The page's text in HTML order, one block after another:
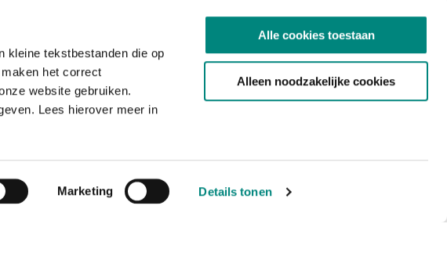
kleine tekstbestanden die op
het correct
website gebruiken.
Lees hierover meer in
Marketing Details tonen
Alle cookies toestaan
Alleen noodzakelijke cookies